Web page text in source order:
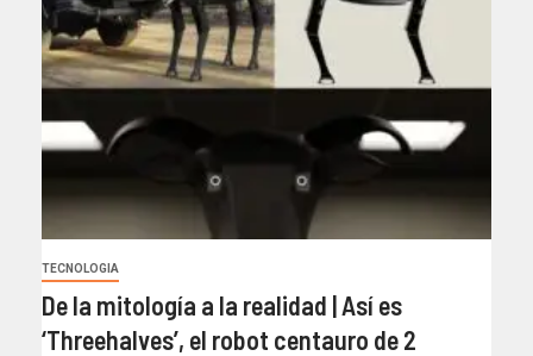
TECNOLOGIA
De la mitología a la realidad | Así es
‘Threehalves’, el robot centauro de 2